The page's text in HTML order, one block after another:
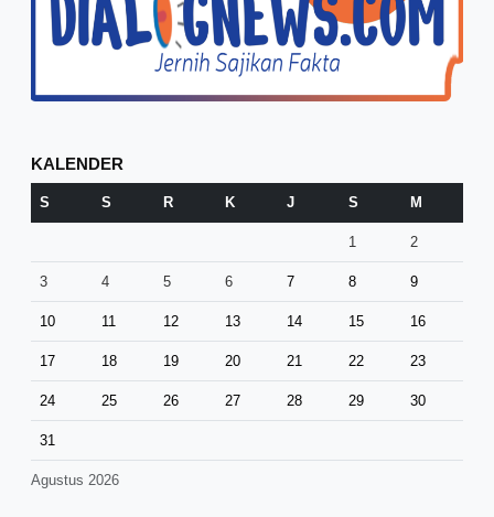
KALENDER
Agustus 2026
S S R K J S M
1 2
3 4 5 6 7 8 9
10 11 12 13 14 15 16
17 18 19 20 21 22 23
24 25 26 27 28 29 30
31